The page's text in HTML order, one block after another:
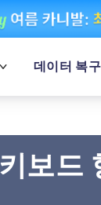
데이터 복구
보드